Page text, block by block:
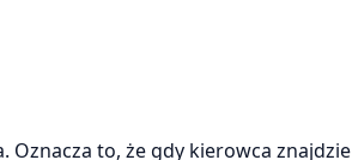
to, że gdy kierowca znajdzie